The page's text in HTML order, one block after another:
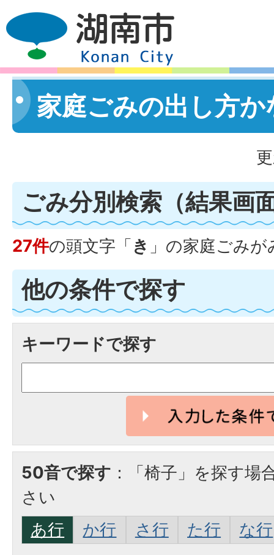
家庭ごみの出し方か
ごみ分別検索 （結果画
27件の頭文字「き 」の家庭ごみが
他の条件で探す
キーワードで探す
50音で探す ：「椅子」を探す場
さい
あ行
か行 さ行 た行 な行